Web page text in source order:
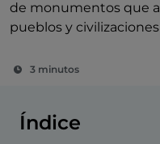
de monumentos que
pueblos y
3 minutos
Índice